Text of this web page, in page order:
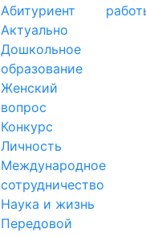
Абитуриент
Актуально
Дошкольное
образование
Женский
вопрос
Конкурс
Личность
Международное
сотрудничество
Наука и жизнь
Передовой